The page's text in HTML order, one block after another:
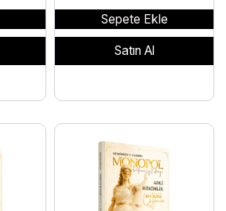
Sepete Ekle
Satın Al